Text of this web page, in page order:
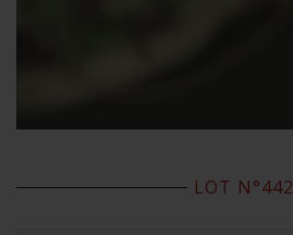
LOT N°442